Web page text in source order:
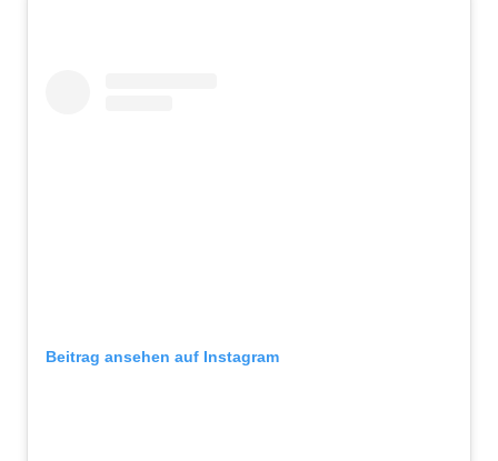
Beitrag ansehen auf Instagram